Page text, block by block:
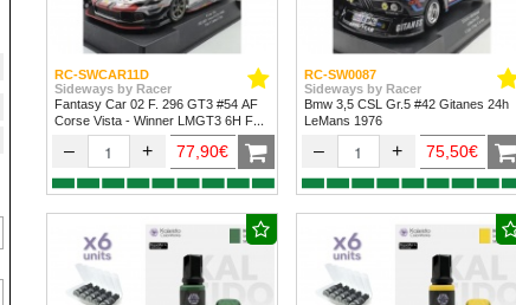
RC-SWCAR11D
Sideways by Racer
Fantasy Car 02 F. 296 GT3 #54 AF
Corse Vista - Winner LMGT3 6H Fuji
– + 77,90€
RC-SW0087
Sideways by Racer
Bmw 3,5 CSL Gr.5 #42 Gitanes 24h
LeMans 1976
– + 75,50€